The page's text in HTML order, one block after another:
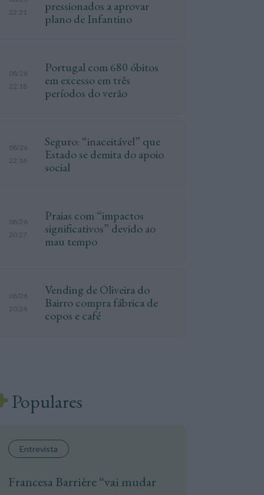
22:21
pressionados a aprovar
plano de Infantino
08/26
22:18
Portugal com 680 óbitos
em excesso em três
períodos do verão
08/26
22:16
Seguro: “inaceitável” que
Estado se demita do apoio
social
08/26
20:27
Praias com “impactos
significativos” devido ao
mau tempo
08/26
20:24
Vending de Oliveira do
Bairro compra fábrica de
copos e café
Populares
Entrevista
Francesa Barrière “vai mudar